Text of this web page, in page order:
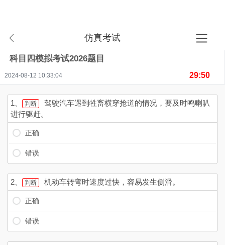
仿真考试
首页
科目四模拟考试2026题目
2024-08-12 10:33:04 29:50
1、 判断
驾驶汽车遇到牲畜横穿抢道的情况，要及时鸣喇叭
进行驱赶。
正确
错误
2、 判断 机动车转弯时速度过快，容易发生侧滑。
正确
错误